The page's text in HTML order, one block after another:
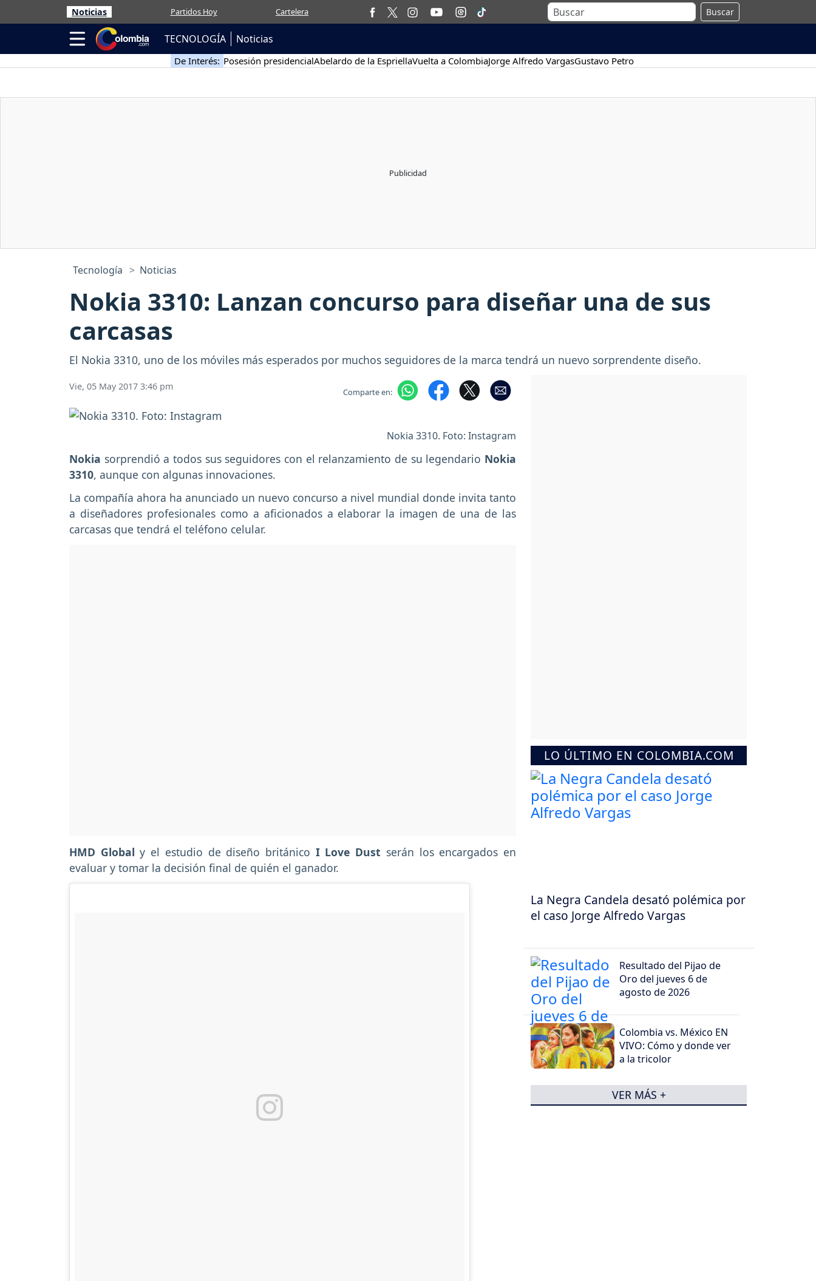
Noticias Partidos Hoy Cartelera Buscar
TECNOLOGÍA Noticias
De Interés: Posesión presidencialAbelardo de la EspriellaVuelta a ColombiaJorge Alfredo VargasGustavo Petro
Tecnología Noticias
Nokia 3310: Lanzan concurso para diseñar una de sus
carcasas
El Nokia 3310, uno de los móviles más esperados por muchos seguidores de la marca tendrá un nuevo sorprendente diseño.
Vie, 05 May 2017 3:46 pm Comparte en:
Nokia 3310. Foto: Instagram
Nokia sorprendió a todos sus seguidores con el relanzamiento de su legendario Nokia
3310, aunque con algunas innovaciones.
La compañía ahora ha anunciado un nuevo concurso a nivel mundial donde invita tanto
a diseñadores profesionales como a aficionados a elaborar la imagen de una de las
carcasas que tendrá el teléfono celular.
HMD Global y el estudio de diseño británico I Love Dust serán los encargados en
evaluar y tomar la decisión final de quién el ganador.
LO ÚLTIMO EN COLOMBIA.COM
La Negra Candela desató polémica por
el caso Jorge Alfredo Vargas
Resultado del Pijao de
Oro del jueves 6 de
agosto de 2026
Colombia vs. México EN
VIVO: Cómo y donde ver
a la tricolor
VER MÁS +